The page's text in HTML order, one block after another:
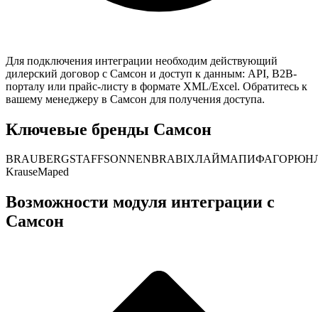
Для подключения интеграции необходим действующий
дилерский договор с Самсон и доступ к данным: API, B2B-
порталу или прайс-листу в формате XML/Excel. Обратитесь к
вашему менеджеру в Самсон для получения доступа.
Ключевые бренды Самсон
BRAUBERGSTAFFSONNENBRABIXЛАЙМАПИФАГОР
KrauseMaped
Возможности модуля интеграции с
Самсон